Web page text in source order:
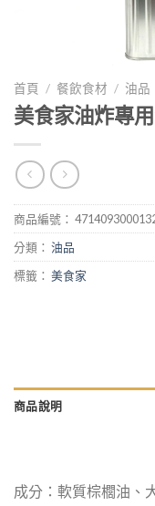
首頁 / 餐飲食材 / 油品
美食家油炸專
商品編號：
分類： 油品
標籤： 美食家
商品說明
成分：軟質棕櫚油、